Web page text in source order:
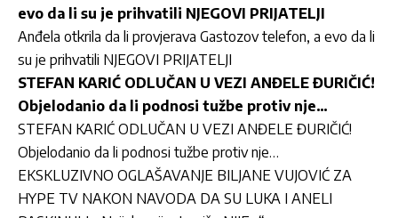
evo da li su je prihvatili NJEGOVI PRIJATELJI
Anđela otkrila da li provjerava Gastozov telefon, a evo da li
su je prihvatili NJEGOVI PRIJATELJI
STEFAN KARIĆ ODLUČAN U VEZI ANĐELE ĐURIČIĆ!
Objelodanio da li podnosi tužbe protiv nje…
STEFAN KARIĆ ODLUČAN U VEZI ANĐELE ĐURIČIĆ!
Objelodanio da li podnosi tužbe protiv nje…
EKSKLUZIVNO OGLAŠAVANJE BILJANE VUJOVIĆ ZA
HYPE TV NAKON NAVODA DA SU LUKA I ANELI